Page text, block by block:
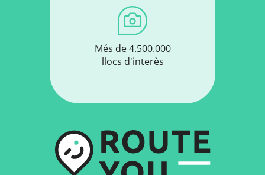
Més de 4.500.000
llocs d'interès